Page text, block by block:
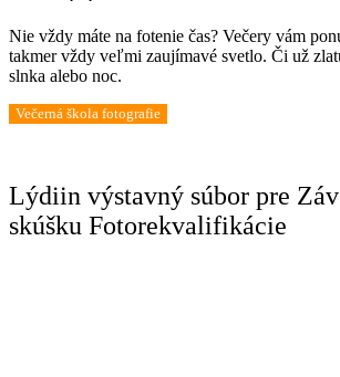
Nie vždy máte na fotenie čas? Večery vám
takmer vždy veľmi zaujímavé svetlo. Či už
slnka alebo noc.
Večerná škola fotografie
Lýdiin výstavný súbor pre
skúšku Fotorekvalifikácie